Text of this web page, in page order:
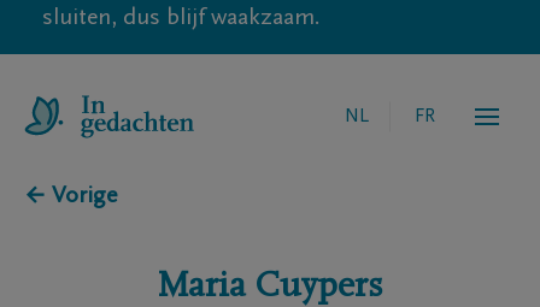
sluiten, dus blijf waakzaam.
NL FR
← Vorige
Maria Cuypers